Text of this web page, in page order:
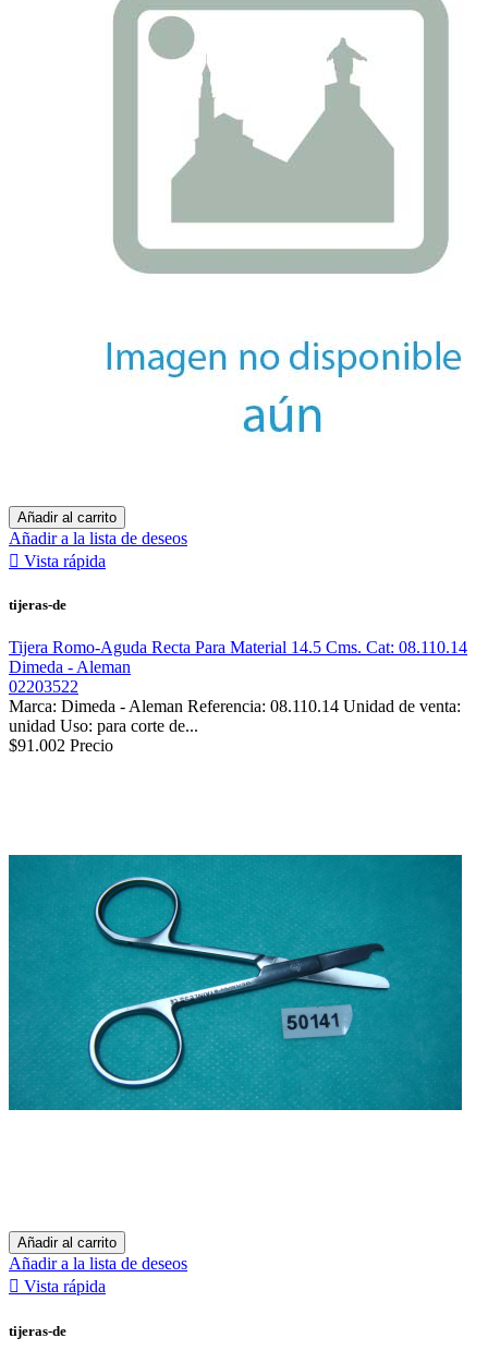
Añadir al carrito
Añadir a la lista de deseos
 Vista rápida
tijeras-de
Tijera Romo-Aguda Recta Para Material 14.5 Cms. Cat: 08.110.14
Dimeda - Aleman
02203522
Marca: Dimeda - Aleman Referencia: 08.110.14 Unidad de venta:
unidad Uso: para corte de...
$91.002 Precio
Añadir al carrito
Añadir a la lista de deseos
 Vista rápida
tijeras-de